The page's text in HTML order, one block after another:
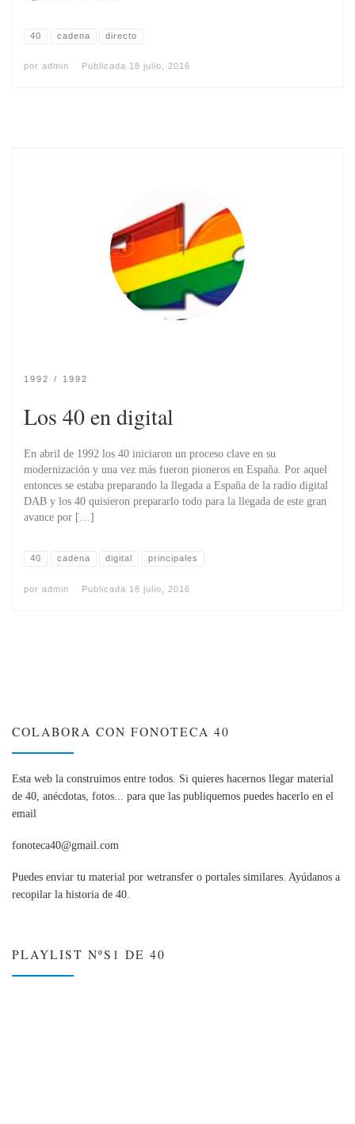
40 cadena directo
por admin Publicada 18 julio, 2016
1992 1992
Los 40 en digital
En abril de 1992 los 40 iniciaron un proceso clave en su
modernización y una vez más fueron pioneros en España. Por aquel
entonces se estaba preparando la llegada a España de la radio digital
DAB y los 40 quisieron prepararlo todo para la llegada de este gran
avance por […]
40 cadena digital principales
por admin Publicada 18 julio, 2016
COLABORA CON FONOTECA 40
Esta web la construimos entre todos. Si quieres hacernos llegar material
de 40, anécdotas, fotos... para que las publiquemos puedes hacerlo en el
email
fonoteca40@gmail.com
Puedes enviar tu material por wetransfer o portales similares. Ayúdanos a
recopilar la historia de 40.
PLAYLIST NºS1 DE 40